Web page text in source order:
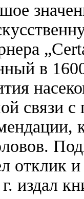
в
связи
отклик
издал